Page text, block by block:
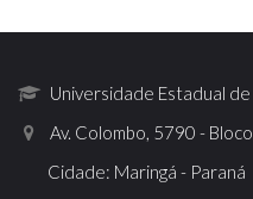
Universidade Estadual de
Av. Colombo, 5790 -
Cidade: Maringá - Paraná